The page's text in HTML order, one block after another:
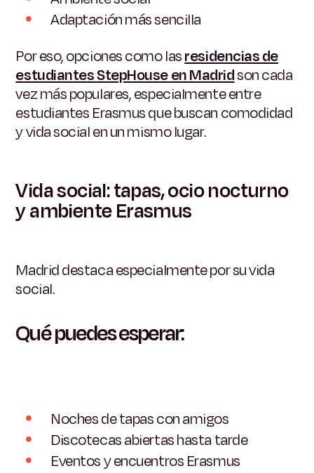
Adaptación más sencilla
Por eso, opciones como lasresidencias de
estudiantes StepHouse en Madridson cada
vez más populares, especialmente entre
estudiantes Erasmus que buscan comodidad
y vida social en un mismo lugar.
Vida social: tapas, ocio nocturno
y ambiente Erasmus
Madrid destaca especialmente por su vida
social.
Qué puedes esperar:
Noches de tapas con amigos
Discotecas abiertas hasta tarde
Eventos y encuentros Erasmus